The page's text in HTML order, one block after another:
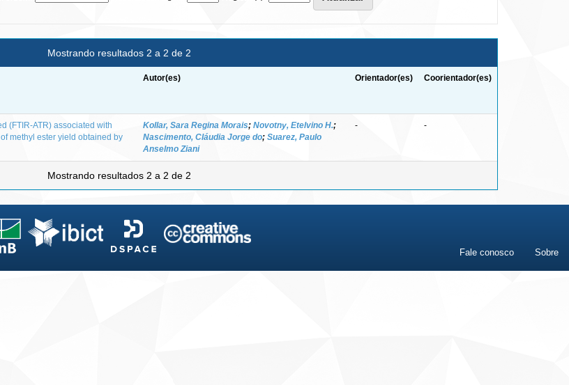
Mostrando resultados 2 a 2 de 2
Autor(es) Orientador(es) Coorientador(es)
(FTIR-ATR) associated with
methyl ester yield obtained by
Kollar, Sara Regina Morais; Novotny, Etelvino H.;
Nascimento, Cláudia Jorge do; Suarez, Paulo
Anselmo Ziani
- -
Mostrando resultados 2 a 2 de 2
Fale conosco Sobre